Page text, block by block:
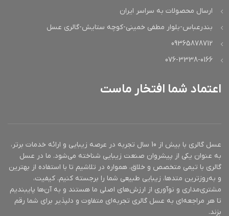
ارسال محصولات به سراسر ایران
بندرعباس-بلوار مطفی خمینی-کوچه ستایش-گالری عسل
09365878712
076-3338-0166
اعتماد شما افتخار ماست
عسل گالری با بیش از 10 سال تجربه در عرصه زیبایی و ارائه خدمات برتر،
به عنوان یکی از پیشروان صنعت زیبایی شناخته می‌شود. ما در عسل
گالری با تیمی متخصص و خلاق، همواره در تلاشیم تا با استفاده از بهترین
و به‌روزترین متدها، زیبایی طبیعی شما را برجسته کنیم. کیفیت،
مشتری‌مداری و نوآوری از ارزش‌های اصلی ما هستند و به آن‌ها پایبندیم
تا هر مراجعه‌ای به عسل گالری تجربه‌ای متفاوت و دلپذیر برای شما رقم
بزند.